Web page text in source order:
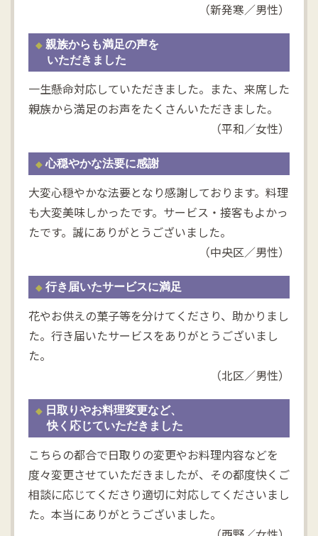
（新発寒／男性）
親族からも満足の声を
いただきました
一生懸命対応していただきました。また、来席した
親族から満足のお声をたくさんいただきました。
（平和／女性）
心穏やかな法要に感謝
大変心穏やかな法要となり感謝しております。料理
も大変美味しかったです。サービス・接客もよかっ
たです。誠にありがとうございました。
（中央区／男性）
行き届いたサービスに満足
花やお供えの菓子等を分けてくださり、助かりまし
た。行き届いたサービスをありがとうございまし
た。
（北区／男性）
日取りやお料理変更など、
快く応じていただきました
こちらの都合で日取りの変更やお料理内容などを
度々変更させていただきましたが、その都度快くご
相談に応じてくださり適切に対応してくださいまし
た。本当にありがとうございました。